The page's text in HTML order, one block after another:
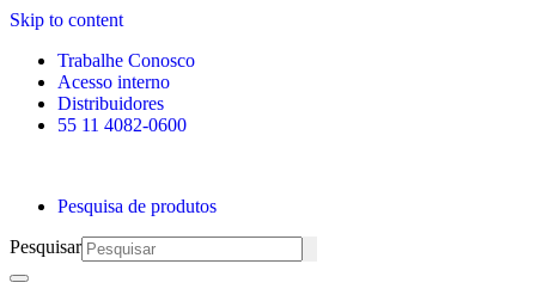
Skip to content
Trabalhe Conosco
Acesso interno
Distribuidores
55 11 4082-0600
Pesquisa de produtos
Pesquisar